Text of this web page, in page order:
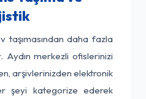
taşımasından daha fazla
Aydın merkezli ofislerinizi
arşivlerinizden elektronik
şeyi kategorize ederek